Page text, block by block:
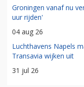
Groningen vanaf nu
uur rijden'
04 aug 26
Luchthavens Napels
Transavia wijken uit
31 jul 26